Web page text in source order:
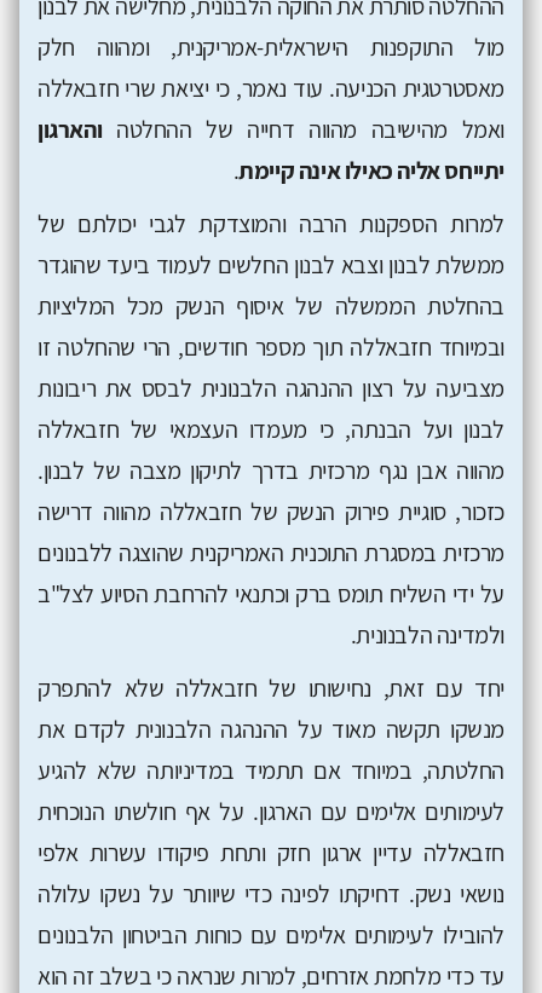
מול התוקפנות הישראלית-אמריקנית, ומהווה חלק
מאסטרטגית הכניעה. עוד נאמר, כי יציאת שרי חזבאללה
ואמל מהישיבה מהווה דחייה של ההחלטה והארגון
יתייחס אליה כאילו אינה קיימת.
למרות הספקנות הרבה והמוצדקת לגבי יכולתם של
ממשלת לבנון וצבא לבנון החלשים לעמוד ביעד שהוגדר
בהחלטת הממשלה של איסוף הנשק מכל המליציות
ובמיוחד חזבאללה תוך מספר חודשים, הרי שהחלטה זו
מצביעה על רצון ההנהגה הלבנונית לבסס את ריבונות
לבנון ועל הבנתה, כי מעמדו העצמאי של חזבאללה
מהווה אבן נגף מרכזית בדרך לתיקון מצבה של לבנון.
כזכור, סוגיית פירוק הנשק של חזבאללה מהווה דרישה
מרכזית במסגרת התוכנית האמריקנית שהוצגה ללבנונים
על ידי השליח תומס ברק וכתנאי להרחבת הסיוע לצל"ב
ולמדינה הלבנונית.
יחד עם זאת, נחישותו של חזבאללה שלא להתפרק
מנשקו תקשה מאוד על ההנהגה הלבנונית לקדם את
החלטתה, במיוחד אם תתמיד במדיניותה שלא להגיע
לעימותים אלימים עם הארגון. על אף חולשתו הנוכחית
חזבאללה עדיין ארגון חזק ותחת פיקודו עשרות אלפי
נושאי נשק. דחיקתו לפינה כדי שיוותר על נשקו עלולה
להובילו לעימותים אלימים עם כוחות הביטחון הלבנונים
עד כדי מלחמת אזרחים, למרות שנראה כי בשלב זה הוא